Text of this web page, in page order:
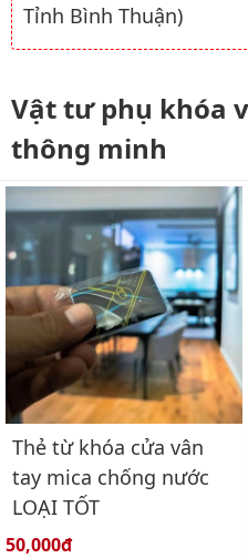
Tỉnh Bình Thuận)
Vật tư phụ khóa
thông minh
Thẻ từ khóa cửa vân
tay mica chống nước
LOẠI TỐT
Giá bán:
50,000đ